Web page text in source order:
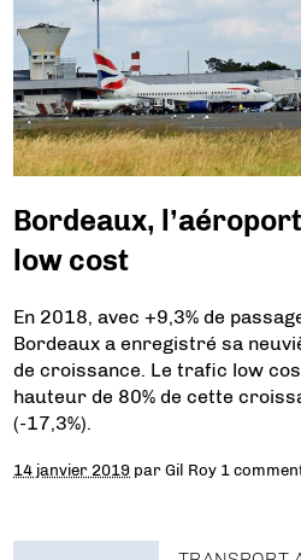
Bordeaux,
low cost
En 2018, avec +9,3% de
Bordeaux a enregistré sa
de croissance. Le trafic low
hauteur de 80% de cette
(-17,3%).
14 janvier 2019 parGil Roy 1